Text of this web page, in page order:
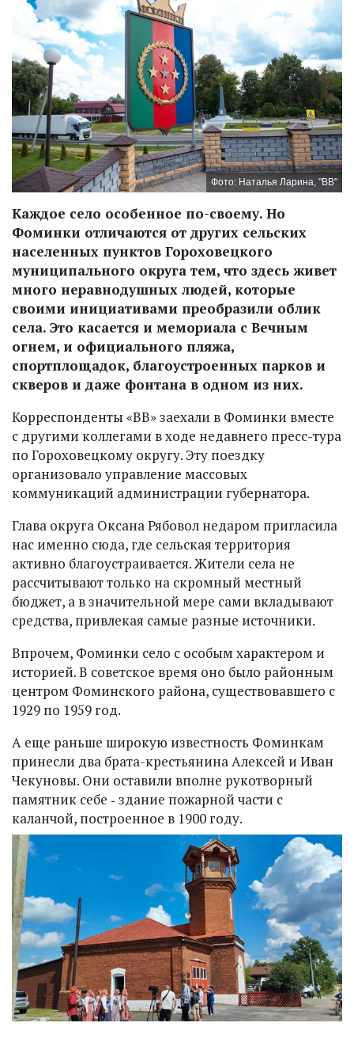
Фото: Наталья Ларина, "ВВ"
Каждое село особенное по-своему. Но
Фоминки отличаются от других сельских
населенных пунктов Гороховецкого
муниципального округа тем, что здесь живет
много неравнодушных людей, которые
своими инициативами преобразили облик
села. Это касается и мемориала с Вечным
огнем, и официального пляжа,
спортплощадок, благоустроенных парков и
скверов и даже фонтана в одном из них.
Корреспонденты «ВВ» заехали в Фоминки вместе
с другими коллегами в ходе недавнего пресс-тура
по Гороховецкому округу. Эту поездку
организовало управление массовых
коммуникаций администрации губернатора.
Глава округа Оксана Рябовол недаром пригласила
нас именно сюда, где сельская территория
активно благоустраивается. Жители села не
рассчитывают только на скромный местный
бюджет, а в значительной мере сами вкладывают
средства, привлекая самые разные источники.
Впрочем, Фоминки село с особым характером и
историей. В советское время оно было районным
центром Фоминского района, существовавшего с
1929 по 1959 год.
А еще раньше широкую известность Фоминкам
принесли два брата-крестьянина Алексей и Иван
Чекуновы. Они оставили вполне рукотворный
памятник себе ‑ здание пожарной части с
каланчой, построенное в 1900 году.